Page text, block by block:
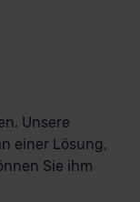
Unsere
einer Lösung,
Sie ihm